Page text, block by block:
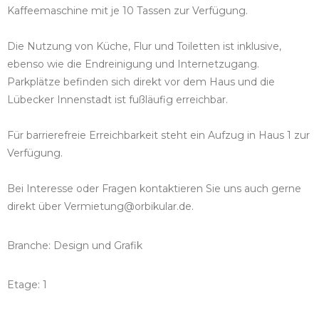
Kaffeemaschine mit je 10 Tassen zur Verfügung.
Die Nutzung von Küche, Flur und Toiletten ist inklusive,
ebenso wie die Endreinigung und Internetzugang.
Parkplätze befinden sich direkt vor dem Haus und die
Lübecker Innenstadt ist fußläufig erreichbar.
Für barrierefreie Erreichbarkeit steht ein Aufzug in Haus 1 zur
Verfügung.
Bei Interesse oder Fragen kontaktieren Sie uns auch gerne
direkt über Vermietung@orbikular.de.
Branche: Design und Grafik
Etage: 1